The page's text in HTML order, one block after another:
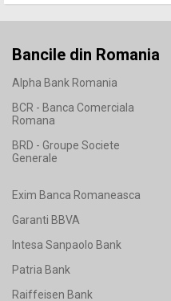
Bancile din Romania
Alpha Bank Romania
BCR - Banca Comerciala
Romana
BRD - Groupe Societe
Generale
Exim Banca Romaneasca
Garanti BBVA
Intesa Sanpaolo Bank
Patria Bank
Raiffeisen Bank